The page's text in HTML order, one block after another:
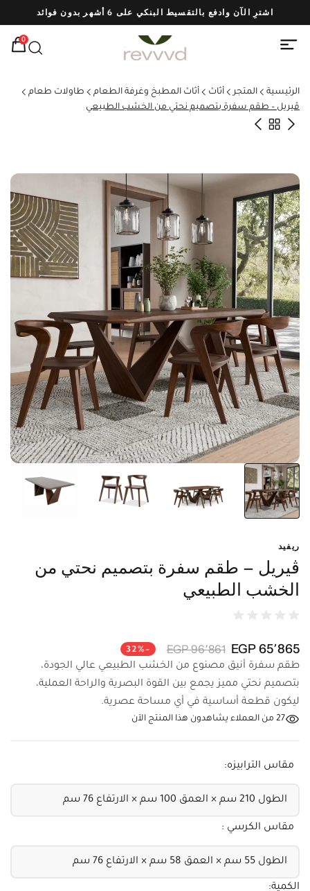
اشترِ الآن وادفع بالتقسيط البنكي على 6 أشهر بدون فوائد
0
الرئيسية المتجر أثاث أثاث المطبخ وغرفة الطعام
طاولات طعام
ڤيريل – طقم سفرة بتصميم نحتي من الخشب الطبيعي
ريفيد
ڤيريل – طقم سفرة بتصميم نحتي من
الخشب الطبيعي
65٬865 EGP 96٬861 EGP -32%
طقم سفرة أنيق مصنوع من الخشب الطبيعي عالي الجودة،
بتصميم نحتي مميز يجمع بين القوة البصرية والراحة العملية،
ليكون قطعة أساسية في أي مساحة عصرية.
27 من العملاء يشاهدون هذا المنتج الآن
مقاس الترابيزه:
مقاس الكرسي :
الكمية: